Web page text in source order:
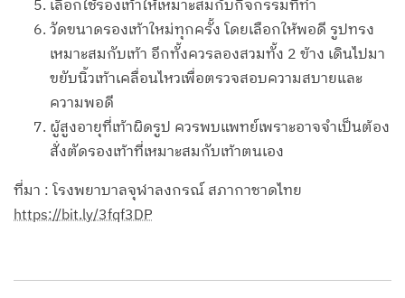
เลือกใช้รองเท้าให้เหมาะสมกับกิจกรรมที่ทำ
วัดขนาดรองเท้าใหม่ทุกครั้ง โดยเลือกให้พอดี รูปทรง
เหมาะสมกับเท้า อีกทั้งควรลองสวมทั้ง 2 ข้าง เดินไปมา
ขยับนิ้วเท้าเคลื่อนไหวเพื่อตรวจสอบความสบายและ
ความพอดี
ผู้สูงอายุที่เท้าผิดรูป ควรพบแพทย์เพราะอาจจำเป็นต้อง
สั่งตัดรองเท้าที่เหมาะสมกับเท้าตนเอง
ที่มา : โรงพยาบาลจุฬาลงกรณ์ สภากาชาดไทย
https://bit.ly/3fqf3DP